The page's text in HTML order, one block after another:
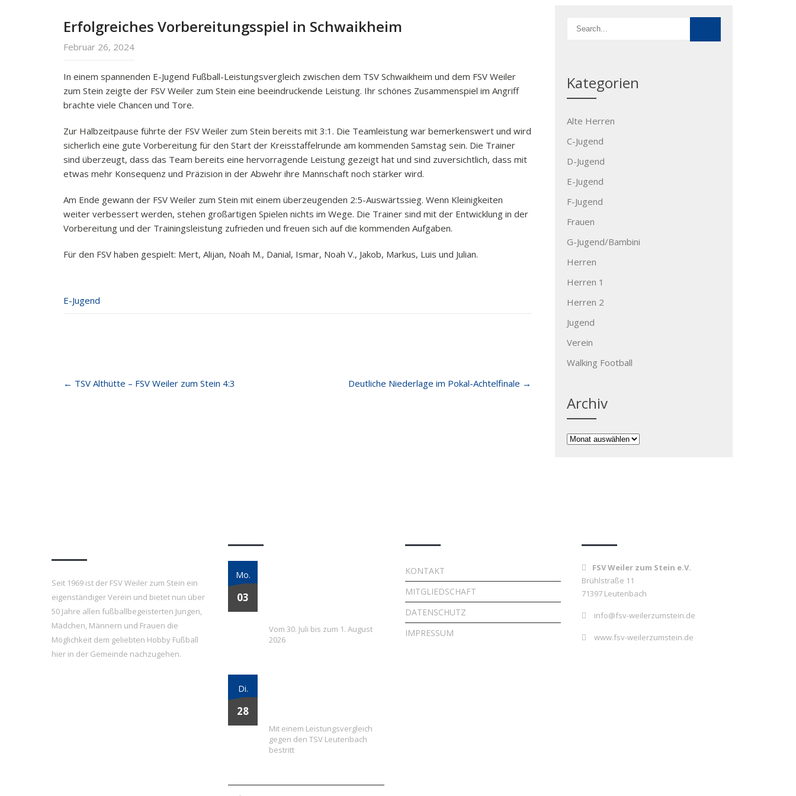
Erfolgreiches Vorbereitungsspiel in Schwaikheim
Februar 26, 2024
In einem spannenden E-Jugend Fußball-Leistungsvergleich zwischen dem TSV Schwaikheim und dem FSV Weiler
zum Stein zeigte der FSV Weiler zum Stein eine beeindruckende Leistung. Ihr schönes Zusammenspiel im Angriff
brachte viele Chancen und Tore.
Zur Halbzeitpause führte der FSV Weiler zum Stein bereits mit 3:1. Die Teamleistung war bemerkenswert und wird
sicherlich eine gute Vorbereitung für den Start der Kreisstaffelrunde am kommenden Samstag sein. Die Trainer
sind überzeugt, dass das Team bereits eine hervorragende Leistung gezeigt hat und sind zuversichtlich, dass mit
etwas mehr Konsequenz und Präzision in der Abwehr ihre Mannschaft noch stärker wird.
Am Ende gewann der FSV Weiler zum Stein mit einem überzeugenden 2:5-Auswärtssieg. Wenn Kleinigkeiten
weiter verbessert werden, stehen großartigen Spielen nichts im Wege. Die Trainer sind mit der Entwicklung in der
Vorbereitung und der Trainingsleistung zufrieden und freuen sich auf die kommenden Aufgaben.
Für den FSV haben gespielt: Mert, Alijan, Noah M., Danial, Ismar, Noah V., Jakob, Markus, Luis und Julian.
E-Jugend
Post
navigation
← TSV Althütte – FSV Weiler zum Stein 4:3 Deutliche Niederlage im Pokal-Achtelfinale →
Kategorien
Alte Herren
C-Jugend
D-Jugend
E-Jugend
F-Jugend
Frauen
G-Jugend/Bambini
Herren
Herren 1
Herren 2
Jugend
Verein
Walking Football
Archiv
Archiv
Seit 1969 ist der FSV Weiler zum Stein ein
eigenständiger Verein und bietet nun über
50 Jahre allen fußballbegeisterten Jungen,
Mädchen, Männern und Frauen die
Möglichkeit dem geliebten Hobby Fußball
hier in der Gemeinde nachzugehen.
Mo.
03
Vom 30. Juli bis zum 1. August
2026
Di.
28
Mit einem Leistungsvergleich
gegen den TSV Leutenbach
bestritt
KONTAKT
MITGLIEDSCHAFT
DATENSCHUTZ
IMPRESSUM
FSV Weiler zum Stein e.V.
Brühlstraße 11
71397 Leutenbach
info@fsv-weilerzumstein.de
www.fsv-weilerzumstein.de